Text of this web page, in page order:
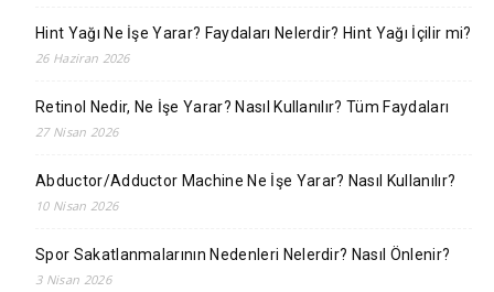
Hint Yağı Ne İşe Yarar? Faydaları Nelerdir? Hint Yağı İçilir mi?
26 Haziran 2026
Retinol Nedir, Ne İşe Yarar? Nasıl Kullanılır? Tüm Faydaları
27 Nisan 2026
Abductor/Adductor Machine Ne İşe Yarar? Nasıl Kullanılır?
10 Nisan 2026
Spor Sakatlanmalarının Nedenleri Nelerdir? Nasıl Önlenir?
3 Nisan 2026